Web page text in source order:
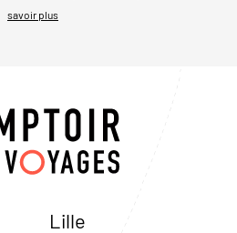
savoir plus
Lille